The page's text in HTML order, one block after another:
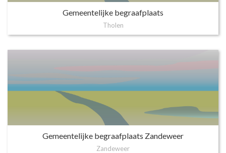
Gemeentelijke begraafplaats
Tholen
Gemeentelijke begraafplaats Zandeweer
Zandeweer